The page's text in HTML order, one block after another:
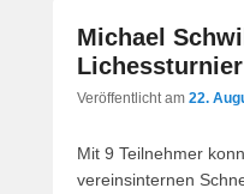
Michael
Lichessturnier
Veröffentlicht am 22.
Mit 9 Teilnehmer
vereinsinternen